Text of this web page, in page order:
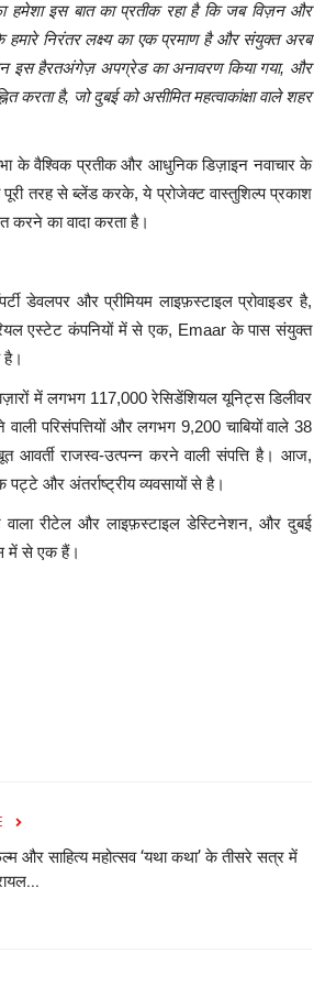
हमेशा इस बात का प्रतीक रहा है कि जब विज़न और
हमारे निरंतर लक्ष्य का एक प्रमाण है और संयुक्त अरब
इस हैरतअंगेज़ अपग्रेड का अनावरण किया गया, और
करता है, जो दुबई को असीमित महत्वाकांक्षा वाले शहर
के वैश्विक प्रतीक और आधुनिक डिज़ाइन नवाचार के
तरह से ब्लेंड करके, ये प्रोजेक्ट वास्तुशिल्प प्रकाश
करने का वादा करता है।
डेवलपर और प्रीमियम लाइफ़स्टाइल प्रोवाइडर है,
रियल एस्टेट कंपनियों में से एक, Emaar के पास संयुक्त
है।
में लगभग 117,000 रेसिडेंशियल यूनिट्स डिलीवर
परिसंपत्तियों और लगभग 9,200 चाबियों वाले 38
आवर्ती राजस्व-उत्पन्न करने वाली संपत्ति है। आज,
और अंतर्राष्ट्रीय व्यवसायों से है।
वाला रीटेल और लाइफ़स्टाइल डेस्टिनेशन, और दुबई
में से एक हैं।
और साहित्य महोत्सव ‘यथा कथा’ के तीसरे सत्र में